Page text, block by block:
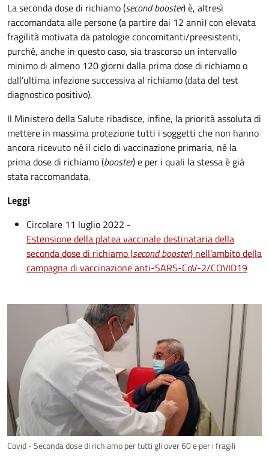
La seconda dose di richiamo (second booster) è, altresì
raccomandata alle persone (a partire dai 12 anni) con elevata
fragilità motivata da patologie concomitanti/preesistenti,
purché, anche in questo caso, sia trascorso un intervallo
minimo di almeno 120 giorni dalla prima dose di richiamo o
dall’ultima infezione successiva al richiamo (data del test
diagnostico positivo).
Il Ministero della Salute ribadisce, infine, la priorità assoluta di
mettere in massima protezione tutti i soggetti che non hanno
ancora ricevuto né il ciclo di vaccinazione primaria, né la
prima dose di richiamo (booster) e per i quali la stessa è già
stata raccomandata.
Leggi
Circolare 11 luglio 2022 -
Estensione della platea vaccinale destinataria della
seconda dose di richiamo (second booster) nell’ambito della
campagna di vaccinazione anti-SARS-CoV-2/COVID19
Covid - Seconda dose di richiamo per tutti gli over 60 e per i fragili